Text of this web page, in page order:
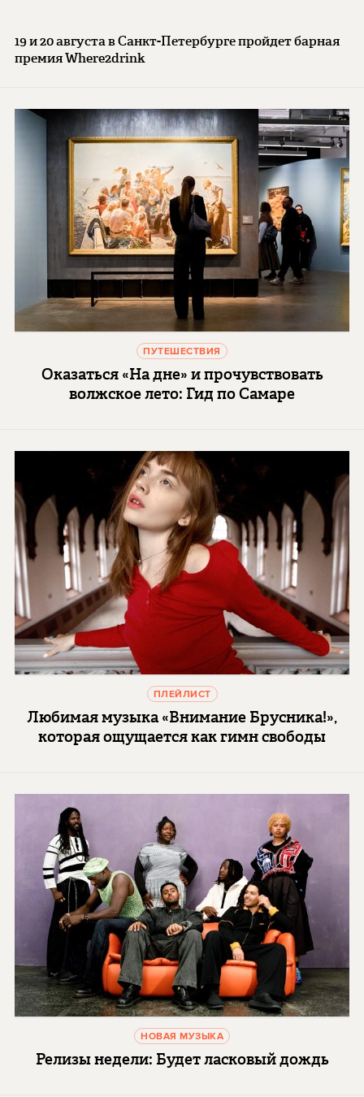
19 и 20 августа в Санкт-Петербурге пройдет барная
премия Where2drink
ПУТЕШЕСТВИЯ
Оказаться «На дне» и прочувствовать
волжское лето: Гид по Самаре
ПЛЕЙЛИСТ
Любимая музыка «Внимание Брусника!»,
которая ощущается как гимн свободы
НОВАЯ МУЗЫКА
Релизы недели: Будет ласковый дождь